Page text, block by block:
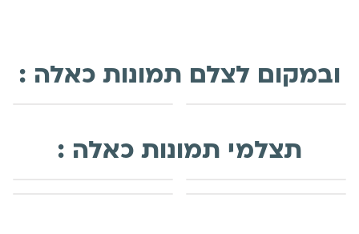
ובמקום לצלם תמונות כאלה :
תצלמי תמונות כאלה :